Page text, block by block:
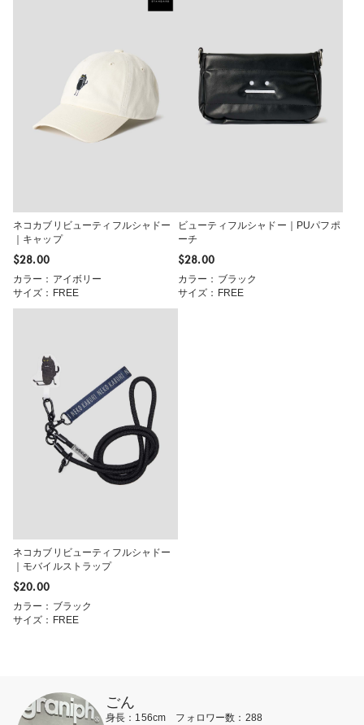
ネコカブリビューティフルシャドー
｜キャップ
$‌28.00
カラー：アイボリー
サイズ：FREE
ビューティフルシャドー｜PUパフポ
ーチ
$‌28.00
カラー：ブラック
サイズ：FREE
ネコカブリビューティフルシャドー
｜モバイルストラップ
$‌20.00
カラー：ブラック
サイズ：FREE
ごん
身長：156cm フォロワー数：288